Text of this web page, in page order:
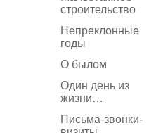
строительство
Непреклонные
годы
О былом
Один день из
жизни…
Письма-звонки-